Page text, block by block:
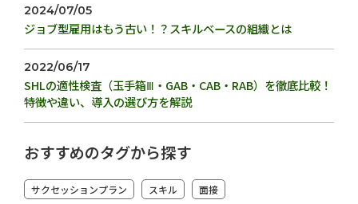
2024/07/05
ジョブ型雇用はもう古い！？スキルベースの組織とは
2022/06/17
SHLの適性検査（玉手箱Ⅲ・GAB・CAB・RAB）を徹底比較！
特徴や違い、導入の選び方を解説
おすすめのタグから探す
サクセッションプラン スキル 面接